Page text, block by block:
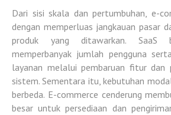
Dari sisi skala dan pertumbuhan, e-
dengan memperluas jangkauan pasar
produk yang ditawarkan. SaaS
memperbanyak jumlah pengguna
layanan melalui pembaruan fitur dan
sistem. Sementara itu, kebutuhan
berbeda. E-commerce cenderung
besar untuk persediaan dan